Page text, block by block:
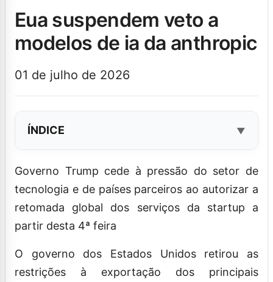
eua suspendem veto a
modelos de ia da anthropic
01 de julho de 2026
ÍNDICE
Governo Trump cede à pressão do setor de
tecnologia e de países parceiros ao autorizar a
retomada global dos serviços da startup a
partir desta 4ª feira
O governo dos Estados Unidos retirou as
restrições à exportação dos principais